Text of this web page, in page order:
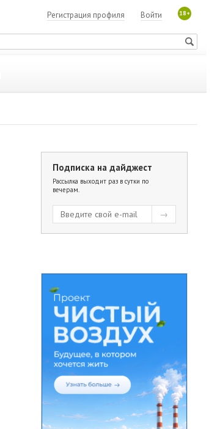
18+
Войти
Регистрация профиля
Подписка на дайджест
Рассылка выходит раз в сутки по
вечерам.